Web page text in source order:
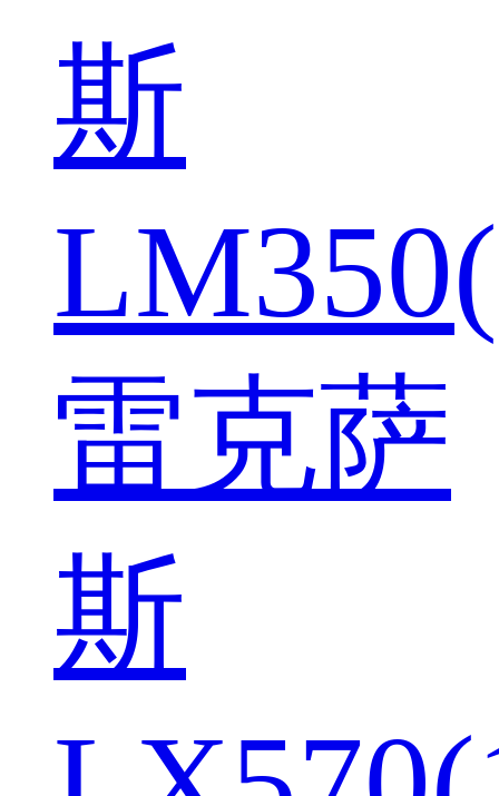
斯
雷克萨
斯